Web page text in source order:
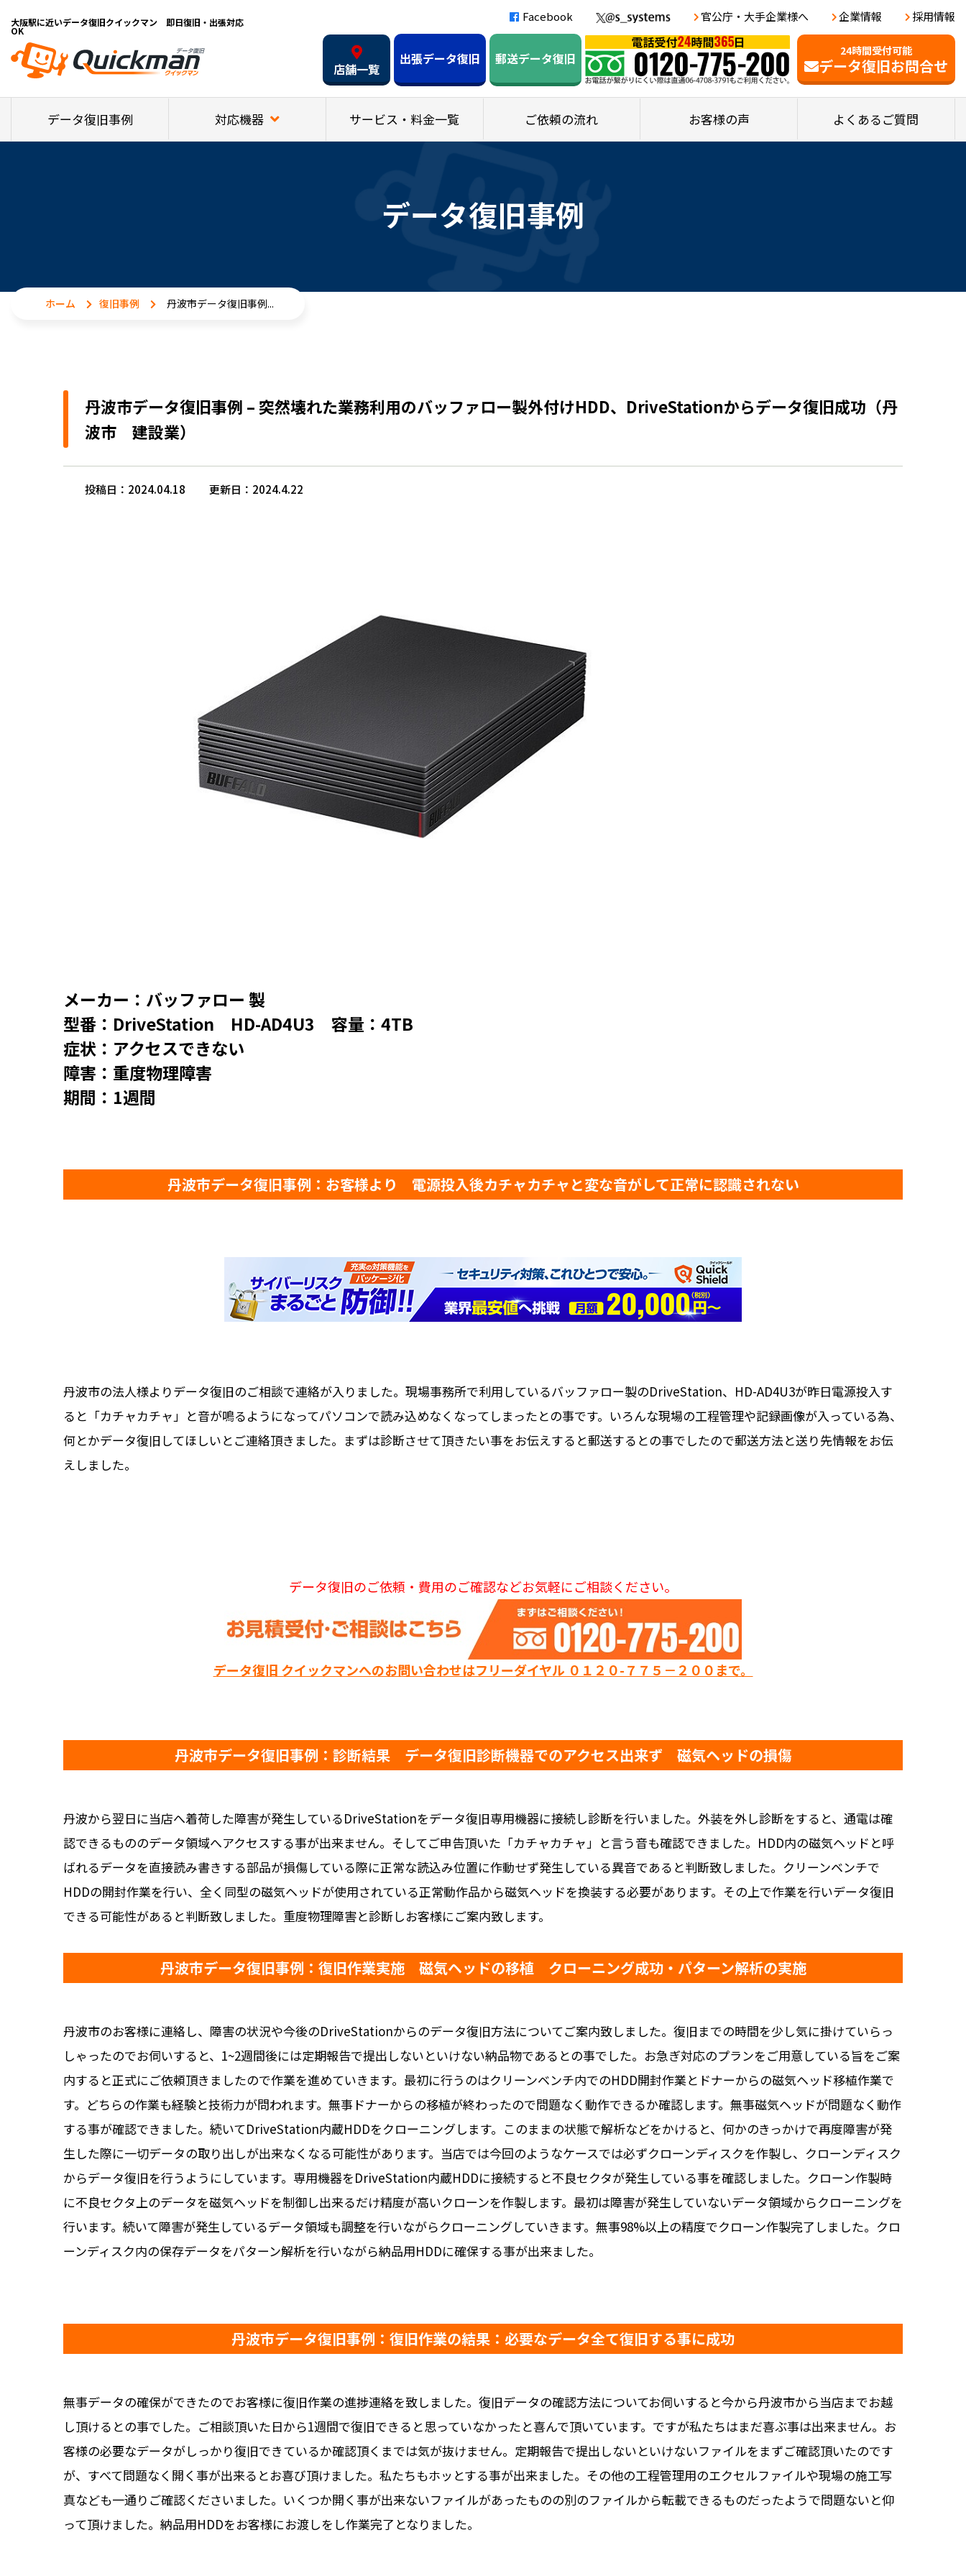
大阪駅に近いデータ復旧クイックマン 即日復旧・出張対応
OK
Facebook 官公庁・大手企業様へ 企業情報 採用情報
24時間受付可能
データ復旧お問合せ
店舗一覧
出張データ復旧 郵送データ復旧
データ復旧事例 対応機器 サービス・料金一覧 ご依頼の流れ お客様の声 よくあるご質問
データ復旧事例
ホーム 復旧事例 丹波市データ復旧事例...
丹波市データ復旧事例 – 突然壊れた業務利用のバッファロー製外付けHDD、DriveStationからデータ復旧成功（丹
波市 建設業）
投稿日：2024.04.18 更新日：2024.4.22
メーカー：バッファロー 製
型番：DriveStation HD-AD4U3 容量：4TB
症状：アクセスできない
障害：重度物理障害
期間：1週間
丹波市データ復旧事例：お客様より 電源投入後カチャカチャと変な音がして正常に認識されない
丹波市の法人様よりデータ復旧のご相談で連絡が入りました。現場事務所で利用しているバッファロー製のDriveStation、HD-AD4U3が昨日電源投入す
ると「カチャカチャ」と音が鳴るようになってパソコンで読み込めなくなってしまったとの事です。いろんな現場の工程管理や記録画像が入っている為、
何とかデータ復旧してほしいとご連絡頂きました。まずは診断させて頂きたい事をお伝えすると郵送するとの事でしたので郵送方法と送り先情報をお伝
えしました。
データ復旧のご依頼・費用のご確認などお気軽にご相談ください。
データ復旧 クイックマンへのお問い合わせはフリーダイヤル ０１２０-７７５－２００まで。
丹波市データ復旧事例：診断結果 データ復旧診断機器でのアクセス出来ず 磁気ヘッドの損傷
丹波から翌日に当店へ着荷した障害が発生しているDriveStationをデータ復旧専用機器に接続し診断を行いました。外装を外し診断をすると、通電は確
認できるもののデータ領域へアクセスする事が出来ません。そしてご申告頂いた「カチャカチャ」と言う音も確認できました。HDD内の磁気ヘッドと呼
ばれるデータを直接読み書きする部品が損傷している際に正常な読込み位置に作動せず発生している異音であると判断致しました。クリーンベンチで
HDDの開封作業を行い、全く同型の磁気ヘッドが使用されている正常動作品から磁気ヘッドを換装する必要があります。その上で作業を行いデータ復旧
できる可能性があると判断致しました。重度物理障害と診断しお客様にご案内致します。
丹波市データ復旧事例：復旧作業実施 磁気ヘッドの移植 クローニング成功・パターン解析の実施
丹波市のお客様に連絡し、障害の状況や今後のDriveStationからのデータ復旧方法についてご案内致しました。復旧までの時間を少し気に掛けていらっ
しゃったのでお伺いすると、1~2週間後には定期報告で提出しないといけない納品物であるとの事でした。お急ぎ対応のプランをご用意している旨をご案
内すると正式にご依頼頂きましたので作業を進めていきます。最初に行うのはクリーンベンチ内でのHDD開封作業とドナーからの磁気ヘッド移植作業で
す。どちらの作業も経験と技術力が問われます。無事ドナーからの移植が終わったので問題なく動作できるか確認します。無事磁気ヘッドが問題なく動作
する事が確認できました。続いてDriveStation内蔵HDDをクローニングします。このままの状態で解析などをかけると、何かのきっかけで再度障害が発
生した際に一切データの取り出しが出来なくなる可能性があります。当店では今回のようなケースでは必ずクローンディスクを作製し、クローンディスク
からデータ復旧を行うようにしています。専用機器をDriveStation内蔵HDDに接続すると不良セクタが発生している事を確認しました。クローン作製時
に不良セクタ上のデータを磁気ヘッドを制御し出来るだけ精度が高いクローンを作製します。最初は障害が発生していないデータ領域からクローニングを
行います。続いて障害が発生しているデータ領域も調整を行いながらクローニングしていきます。無事98%以上の精度でクローン作製完了しました。クロ
ーンディスク内の保存データをパターン解析を行いながら納品用HDDに確保する事が出来ました。
丹波市データ復旧事例：復旧作業の結果：必要なデータ全て復旧する事に成功
無事データの確保ができたのでお客様に復旧作業の進捗連絡を致しました。復旧データの確認方法についてお伺いすると今から丹波市から当店までお越
し頂けるとの事でした。ご相談頂いた日から1週間で復旧できると思っていなかったと喜んで頂いています。ですが私たちはまだ喜ぶ事は出来ません。お
客様の必要なデータがしっかり復旧できているか確認頂くまでは気が抜けません。定期報告で提出しないといけないファイルをまずご確認頂いたのです
が、すべて問題なく開く事が出来るとお喜び頂けました。私たちもホッとする事が出来ました。その他の工程管理用のエクセルファイルや現場の施工写
真なども一通りご確認くださいました。いくつか開く事が出来ないファイルがあったものの別のファイルから転載できるものだったようで問題ないと仰
って頂けました。納品用HDDをお客様にお渡しをし作業完了となりました。